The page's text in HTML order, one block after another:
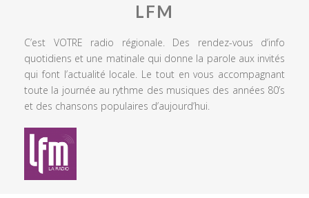
LFM
C’est VOTRE radio régionale. Des rendez-vous d’info
quotidiens et une matinale qui donne la parole aux invités
qui font l’actualité locale. Le tout en vous accompagnant
toute la journée au rythme des musiques des années 80’s
et des chansons populaires d’aujourd’hui.